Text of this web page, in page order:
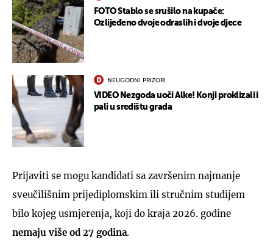
FOTO Stablo se srušilo na kupače:
Ozlijeđeno dvoje odraslih i dvoje djece
NEUGODNI PRIZORI
VIDEO Nezgoda uoči Alke! Konji proklizali i
pali u središtu grada
Prijaviti se mogu kandidati sa završenim najmanje
sveučilišnim prijediplomskim ili stručnim studijem
bilo kojeg usmjerenja, koji do kraja 2026. godine
nemaju više od 27 godina.